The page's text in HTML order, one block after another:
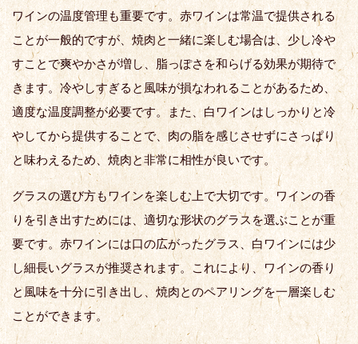
ワインの温度管理も重要です。赤ワインは常温で提供される
ことが一般的ですが、焼肉と一緒に楽しむ場合は、少し冷や
すことで爽やかさが増し、脂っぽさを和らげる効果が期待で
きます。冷やしすぎると風味が損なわれることがあるため、
適度な温度調整が必要です。また、白ワインはしっかりと冷
やしてから提供することで、肉の脂を感じさせずにさっぱり
と味わえるため、焼肉と非常に相性が良いです。
グラスの選び方もワインを楽しむ上で大切です。ワインの香
りを引き出すためには、適切な形状のグラスを選ぶことが重
要です。赤ワインには口の広がったグラス、白ワインには少
し細長いグラスが推奨されます。これにより、ワインの香り
と風味を十分に引き出し、焼肉とのペアリングを一層楽しむ
ことができます。